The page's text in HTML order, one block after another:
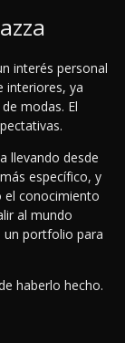
interés personal
interiores, ya
modas. El
llevando desde
específico, y
el conocimiento
al mundo
un portfolio para
haberlo hecho.